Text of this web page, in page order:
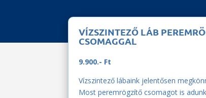
VÍZSZINTEZŐ LÁB
CSOMAGGAL
9.900.- Ft
Vízszintező lábaink jelentősen
Most peremrögzítő csomagot is